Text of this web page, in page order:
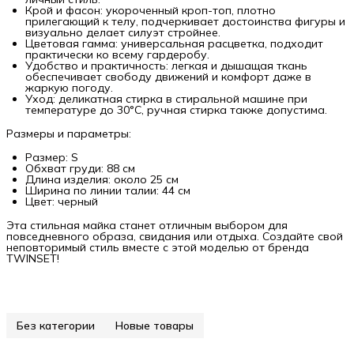
Крой и фасон: укороченный кроп-топ, плотно
прилегающий к телу, подчеркивает достоинства фигуры и
визуально делает силуэт стройнее.
Цветовая гамма: универсальная расцветка, подходит
практически ко всему гардеробу.
Удобство и практичность: легкая и дышащая ткань
обеспечивает свободу движений и комфорт даже в
жаркую погоду.
Уход: деликатная стирка в стиральной машине при
температуре до 30°C, ручная стирка также допустима.
Размеры и параметры:
Размер: S
Обхват груди: 88 см
Длина изделия: около 25 см
Ширина по линии талии: 44 см
Цвет: черный
Эта стильная майка станет отличным выбором для
повседневного образа, свидания или отдыха. Создайте свой
неповторимый стиль вместе с этой моделью от бренда
TWINSET!
Без категории Новые товары